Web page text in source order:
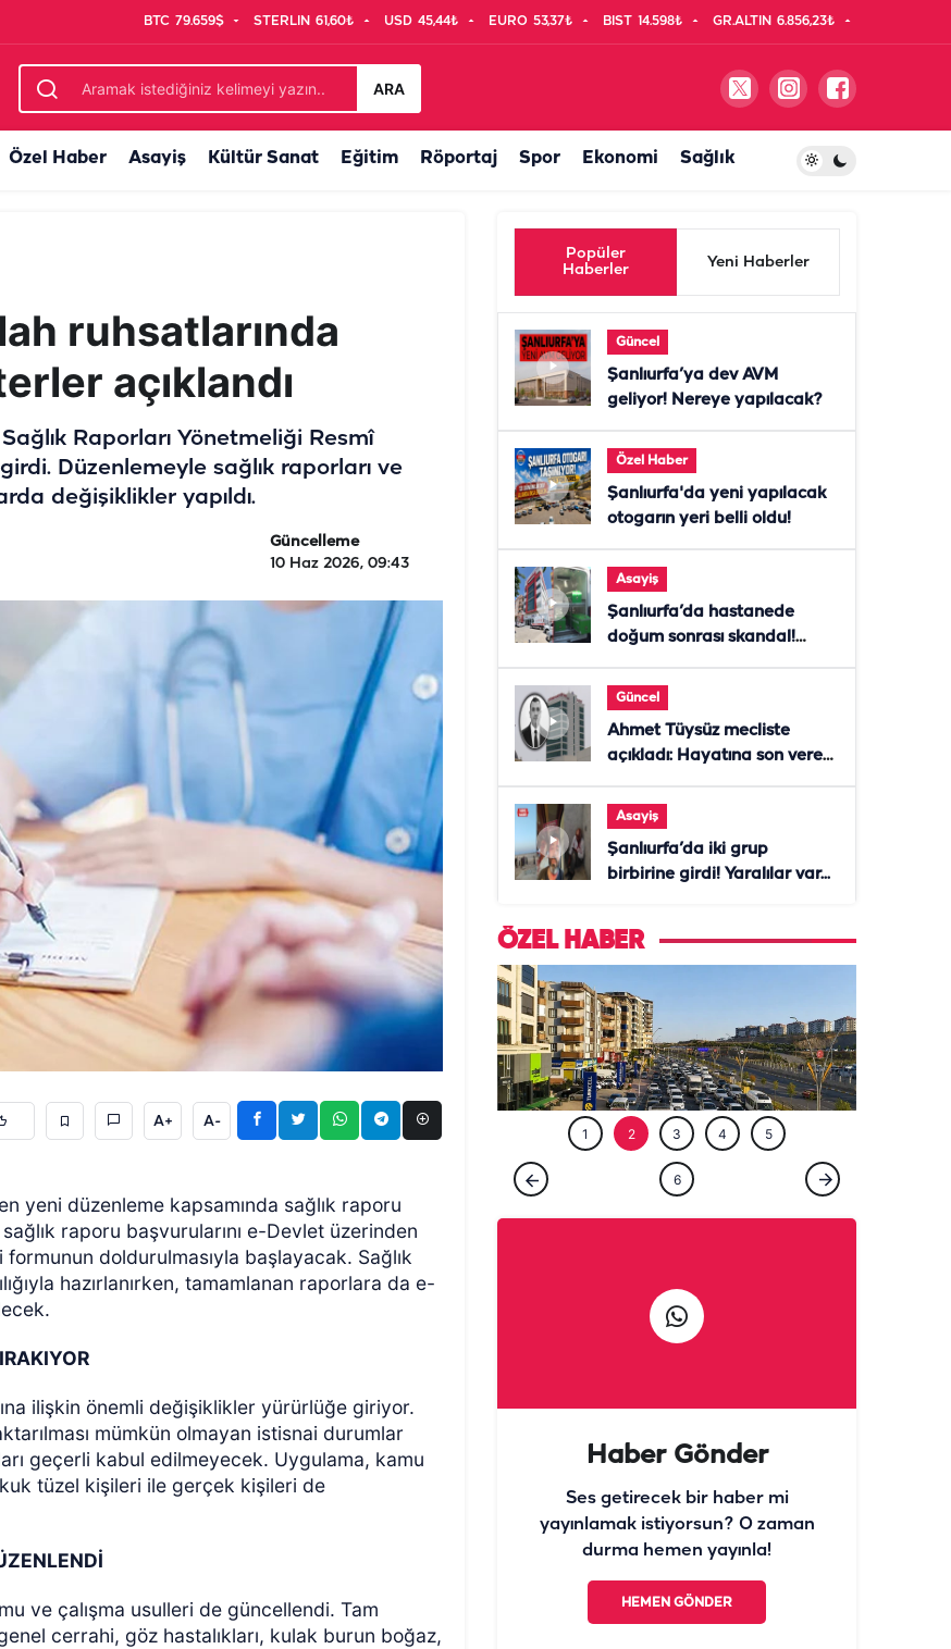
BTC 79.659$ STERLIN 61,60₺ USD 45,44₺ EURO 53,37₺ BIST 14.598₺ GR.ALTIN 6.856,23₺
ARA
Özel Haber Asayiş Kültür Sanat Eğitim Röportaj Spor Ekonomi Sağlık
ruhsatlarında
açıklandı
Sağlık Raporları Yönetmeliği Resmî
Düzenlemeyle sağlık raporları ve
değişiklikler yapıldı.
Güncelleme
10 Haz 2026, 09:43
A+ A-
yeni düzenleme kapsamında sağlık raporu
raporu başvurularını e-Devlet üzerinden
doldurulmasıyla başlayacak. Sağlık
hazırlanırken, tamamlanan raporlara da e-
ilişkin önemli değişiklikler yürürlüğe giriyor.
mümkün olmayan istisnai durumlar
geçerli kabul edilmeyecek. Uygulama, kamu
tüzel kişileri ile gerçek kişileri de
ve çalışma usulleri de güncellendi. Tam
cerrahi, göz hastalıkları, kulak burun boğaz,
Popüler
Haberler
Yeni Haberler
Güncel
Şanlıurfa’ya dev AVM
geliyor! Nereye yapılacak?
Özel Haber
Şanlıurfa'da yeni yapılacak
otogarın yeri belli oldu!
Asayiş
Şanlıurfa’da hastanede
doğum sonrası skandal!
Güncel
Ahmet Tüysüz mecliste
açıkladı: Hayatına son veren
ölmezdim" notunu bıraktı
Asayiş
Şanlıurfa’da iki grup
birbirine girdi! Yaralılar var...
ÖZEL HABER
ÖZEL HABER
Şanlıurfalılar şehri terk etti! Kaçan kaçana
1 2 3 4 5
6
Haber Gönder
Ses getirecek bir haber mi
yayınlamak istiyorsun? O zaman
durma hemen yayınla!
HEMEN GÖNDER
görüntüleri paylaştı